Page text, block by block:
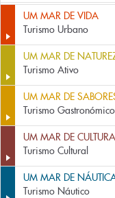
UM MAR DE VIDA
Turismo Urbano
UM MAR DE
Turismo Ativo
UM MAR DE
Turismo Gastronómico
UM MAR DE CULTURA
Turismo Cultural
UM MAR DE
Turismo Náutico